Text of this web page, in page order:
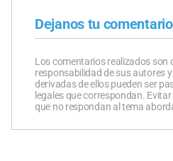
Dejanos tu comentario
Los comentarios realizados son
responsabilidad de sus autores
derivadas de ellos pueden ser
legales que correspondan.
que no respondan al tema